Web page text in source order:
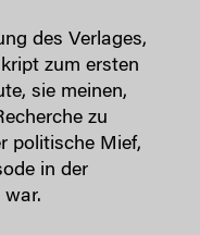
des Verlages,
zum ersten
sie meinen,
zu
politische Mief,
in der
war.